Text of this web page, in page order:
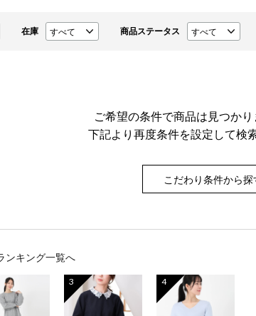
在庫 商品ステータス
ご希望の条件で商品は見つかり
下記より再度条件を設定して検
こだわり条件から探
ンキング一覧へ
3 4